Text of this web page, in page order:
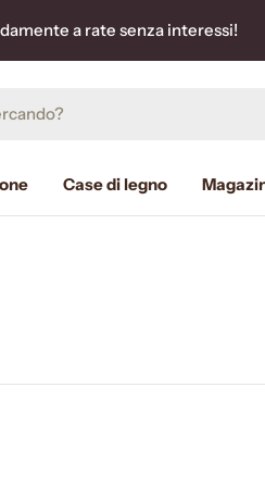
a rate senza interessi!
Case di legno